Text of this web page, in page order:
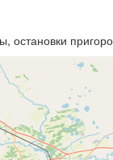
остановки